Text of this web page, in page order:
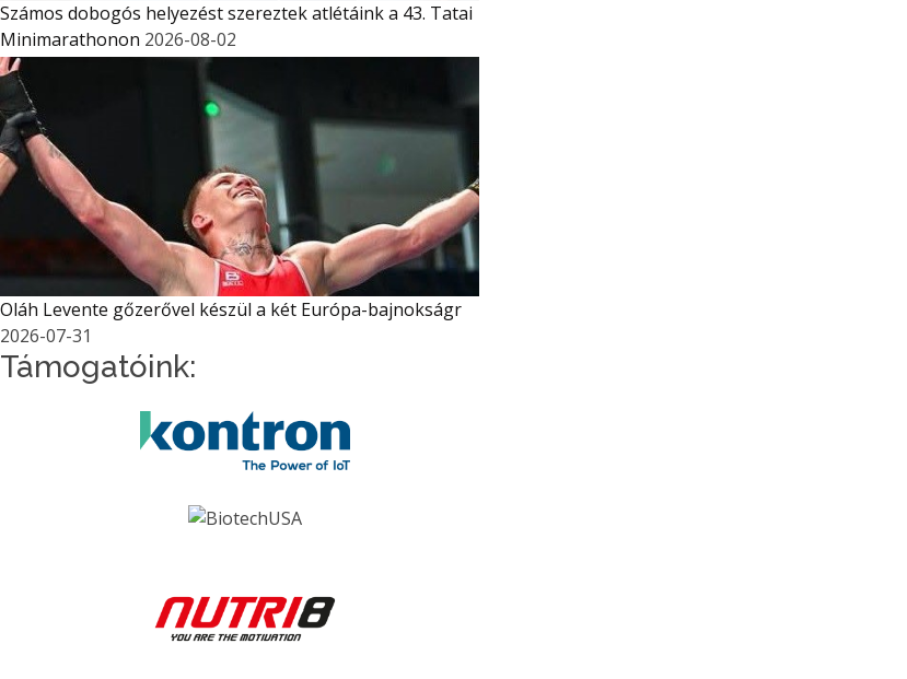
Számos dobogós helyezést szereztek atlétáink a 43. Tatai
Minimarathonon 2026-08-02
Oláh Levente gőzerővel készül a két Európa-bajnokságr
2026-07-31
Támogatóink: